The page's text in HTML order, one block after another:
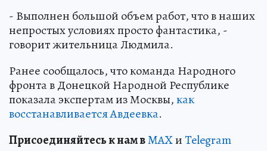
- Выполнен большой объем работ, что в наших
непростых условиях просто фантастика, -
говорит жительница Людмила.
Ранее сообщалось, что команда Народного
фронта в Донецкой Народной Республике
показала экспертам из Москвы,как
восстанавливается Авдеевка.
Присоединяйтесь к нам вMAXиTelegram